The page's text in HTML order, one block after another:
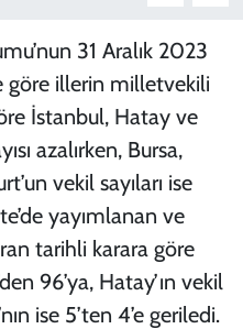
31 Aralık 2023
göre illerin milletvekili
İstanbul, Hatay ve
azalırken, Bursa,
vekil sayıları ise
yayımlanan ve
tarihli karara göre
96’ya, Hatay’ın vekil
ise 5’ten 4’e geriledi.